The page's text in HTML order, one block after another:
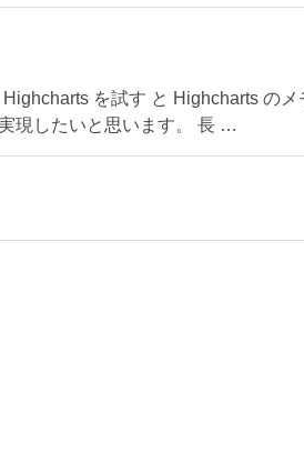
を試す と Highcharts の
現したいと思います。 長 …